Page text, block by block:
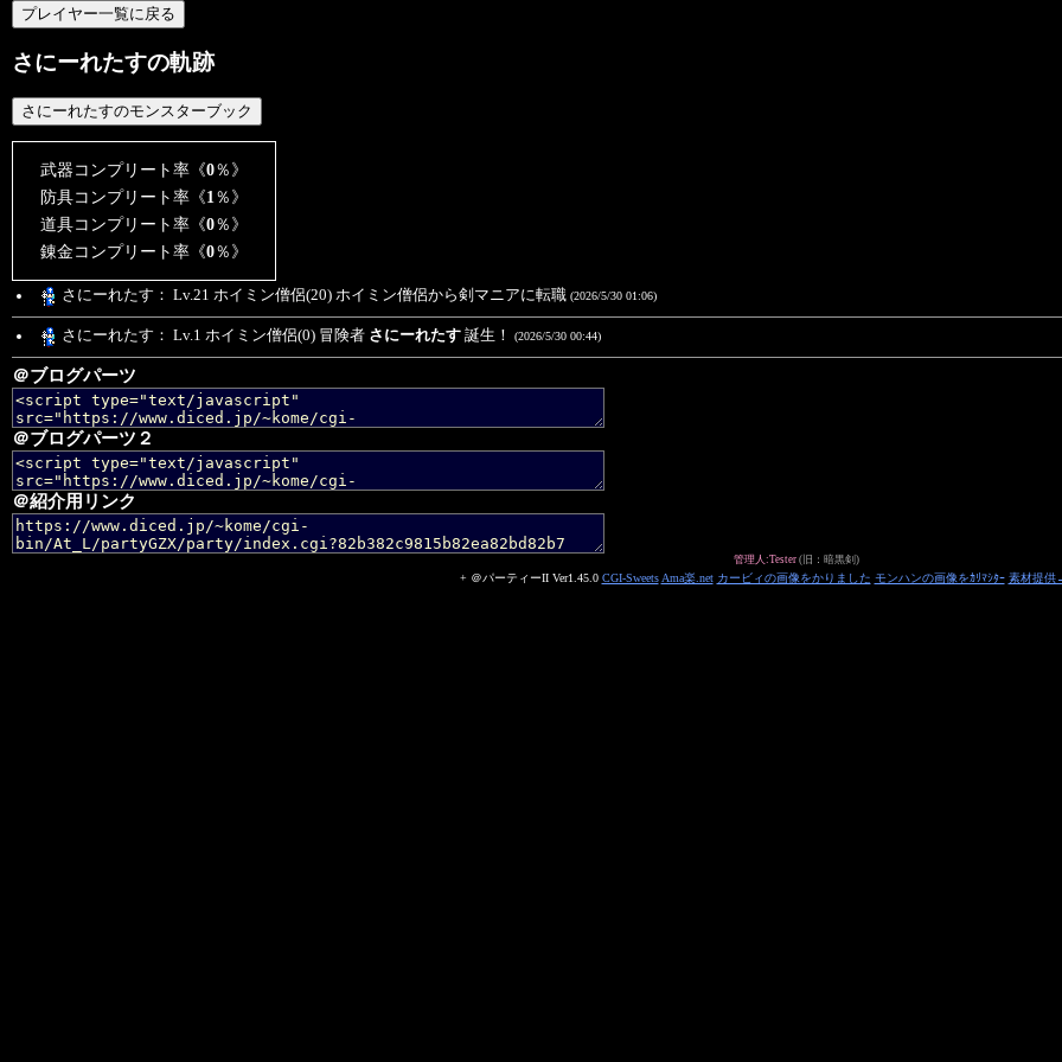
さにーれたすの軌跡
武器コンプリート率《0％》
防具コンプリート率《1 ％》
道具コンプリート率《0％》
錬金コンプリート率《0％》
さにーれたす： Lv.21 ホイミン僧侶(20) ホイミン僧侶から剣マニアに転職 (2026/5/30 01:06)
さにーれたす： Lv.1 ホイミン僧侶(0) 冒険者 さにーれたす誕生！ (2026/5/30 00:44)
＠ブログパーツ
＠ブログパーツ２
＠紹介用リンク
管理人:Tester (旧：暗黒剣)
+ ＠パーティーII Ver1.45.0 CGI-Sweets Ama楽.net カービィの画像をかりました モンハンの画像をｶﾘﾏｼﾀｰ 素材提供